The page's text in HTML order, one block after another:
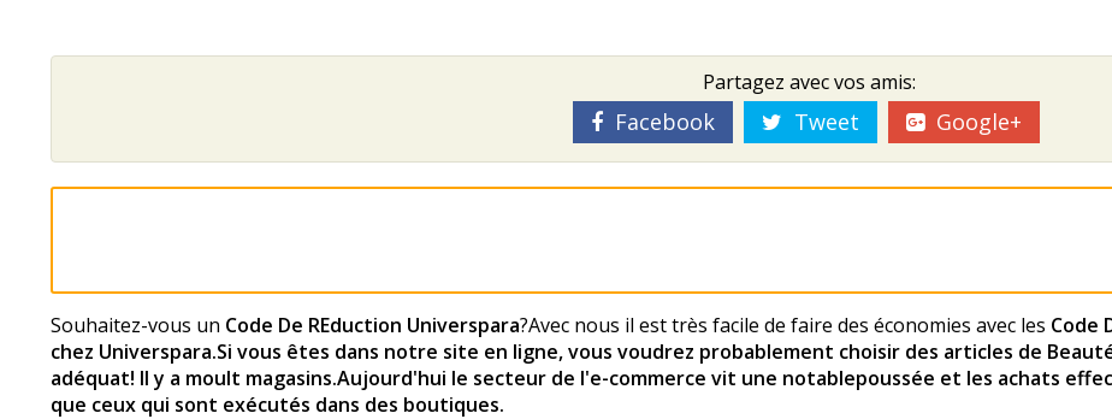
Partagez avec vos amis:
Facebook Tweet Google+
Souhaitez-vous un Code De REduction Universpara?Avec nous il est très facile de faire des économies avec les Code
chez Universpara.Si vous êtes dans notre site en ligne, vous voudrez probablement choisir des articles de
adéquat! Il y a moult magasins.Aujourd'hui le secteur de l'e-commerce vit une notablepoussée et les achats
que ceux qui sont exécutés dans des boutiques.